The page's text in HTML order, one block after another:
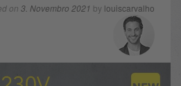
on 3. Novembro 2021 by louiscarvalho